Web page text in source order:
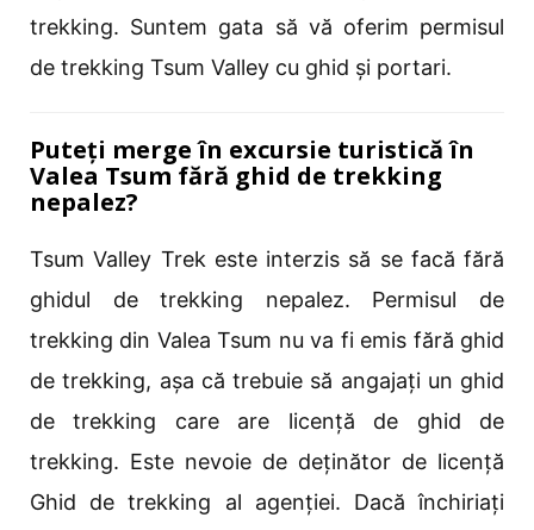
trekking. Suntem gata să vă oferim permisul
de trekking Tsum Valley cu ghid și portari.
Puteți merge în excursie turistică în
Valea Tsum fără ghid de trekking
nepalez?
Tsum Valley Trek este interzis să se facă fără
ghidul de trekking nepalez. Permisul de
trekking din Valea Tsum nu va fi emis fără ghid
de trekking, așa că trebuie să angajați un ghid
de trekking care are licență de ghid de
trekking. Este nevoie de deținător de licență
Ghid de trekking al agenției. Dacă închiriați